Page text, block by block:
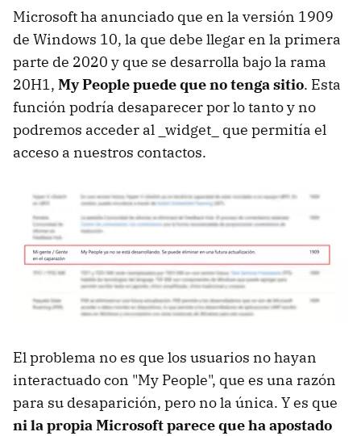
Microsoft ha anunciado que en la versión 1909
de Windows 10, la que debe llegar en la primera
parte de 2020 y que se desarrolla bajo la rama
20H1, My People puede que no tenga sitio. Esta
función podría desaparecer por lo tanto y no
podremos acceder al _widget_ que permitía el
acceso a nuestros contactos.
El problema no es que los usuarios no hayan
interactuado con "My People", que es una razón
para su desaparición, pero no la única. Y es que
ni la propia Microsoft parece que ha apostado